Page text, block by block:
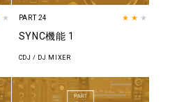
★ PART 24 ★★ ★
SYNC機能 1
CDJ / DJ MIXER